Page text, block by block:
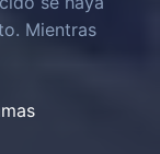
Mientras